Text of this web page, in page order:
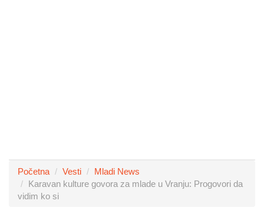
Početna Vesti
Mladi News
Karavan kulture govora za mlade u Vranju: Progovori da
vidim ko si